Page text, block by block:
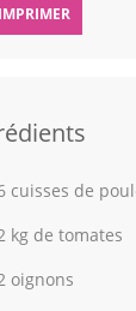
Orientales
marocaine
Algérienne
Tunisienne
IMPRIMER
cuisses de
kg de tomates
oignons